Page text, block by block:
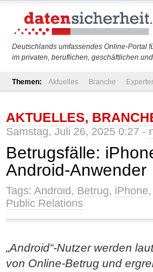
Deutschlands umfassendes Online-Portal
im privaten, beruflichen, geschäftlichen
Themen: Aktuelles Branche
AKTUELLES,
Samstag, Juli 26, 2025 0:27 -
Betrugsfälle:
Android-Anwender
Tags: Android, Betrug, iPhone,
Public Relations
„Android“-Nutzer werden
von Online-Betrug und